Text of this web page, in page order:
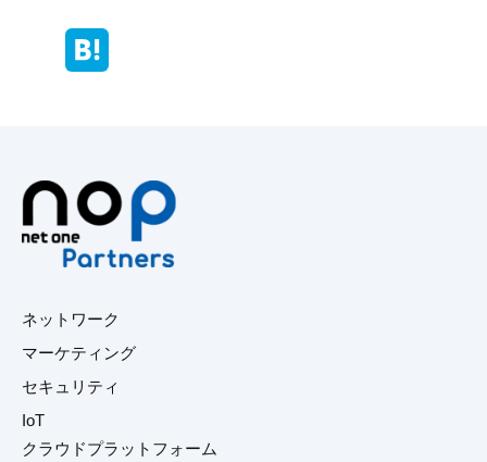
ネットワーク
マーケティング
セキュリティ
IoT
クラウドプラットフォーム